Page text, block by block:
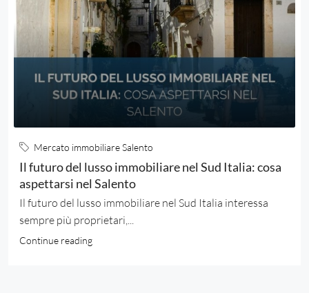
Mercato immobiliare Salento
Il futuro del lusso immobiliare nel Sud Italia: cosa
aspettarsi nel Salento
Il futuro del lusso immobiliare nel Sud Italia interessa
sempre più proprietari,...
Continue reading